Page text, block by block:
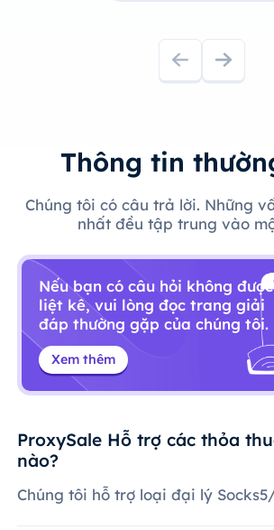
Thông tin
Chúng tôi có câu trả lời. Những
nhất đều tập trung vào
Nếu bạn có câu hỏi không được
liệt kê, vui lòng đọc trang giải
đáp thường gặp của chúng tôi.
Xem thêm
ProxySale Hỗ trợ các thỏa
nào?
Chúng tôi hỗ trợ loại đại lý